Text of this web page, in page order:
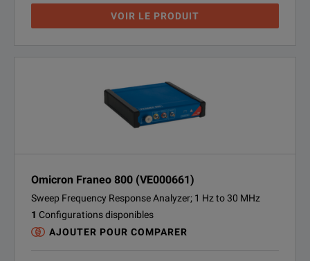
VOIR LE PRODUIT
Omicron Franeo 800 (VE000661)
Sweep Frequency Response Analyzer; 1 Hz to 30 MHz
1 Configurations disponibles
AJOUTER POUR COMPARER